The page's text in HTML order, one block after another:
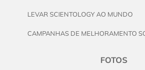
LEVAR SCIENTOLOGY AO MUNDO
CAMPANHAS DE MELHORAMENTO
FOTOS